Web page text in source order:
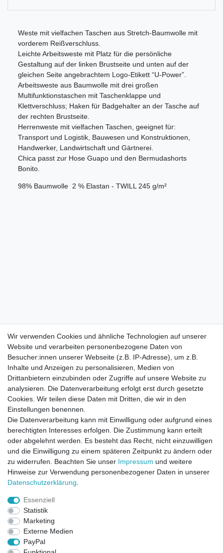
Weste mit vielfachen Taschen aus Stretch-Baumwolle mit
vorderem Reißverschluss.
Leichte Arbeitsweste mit Platz für die persönliche
Gestaltung auf der linken Brustseite und unten auf der
gleichen Seite angebrachtem Logo-Etikett “U-Power”.
Arbeitsweste aus Baumwolle mit drei großen
Multifunktionstaschen mit Taschenklappe und
Klettverschluss; Haken für Badgehalter an der Tasche auf
der rechten Brustseite.
Herrenweste mit vielfachen Taschen, geeignet für:
Transport und Logistik, Bauwesen und Konstruktionen,
Handwerker, Landwirtschaft und Gärtnerei.
Chica passt zur Hose Guapo und den Bermudashorts
Bonito.
98% Baumwolle  2 % Elastan - TWILL 245 g/m²
Direktkontakt per Telefon unter 04331 / 4928-910
Wir verwenden Cookies und ähnliche Technologien auf unserer
Website und verarbeiten personenbezogene Daten von
Besucher:innen unserer Webseite (z.B. IP-Adresse), um z.B.
Inhalte und Anzeigen zu personalisieren, Medien von
Drittanbietern einzubinden oder Zugriffe auf unsere Website zu
analysieren. Die Datenverarbeitung erfolgt erst durch gesetzte
Cookies. Wir teilen diese Daten mit Dritten, die wir in den
Einstellungen benennen.
Die Datenverarbeitung kann mit Einwilligung oder aufgrund eines
berechtigten Interesses erfolgen. Die Zustimmung kann erteilt
oder abgelehnt werden. Es besteht das Recht, nicht einzuwilligen
und die Einwilligung zu einem späteren Zeitpunkt zu ändern oder
zu widerrufen. Beachten Sie unser Impressum und weitere
Hinweise zur Verwendung personenbezogener Daten in unserer
Daten­schutz­erklärung
Essenziell
Statistik
Marketing
Externe Medien
PayPal